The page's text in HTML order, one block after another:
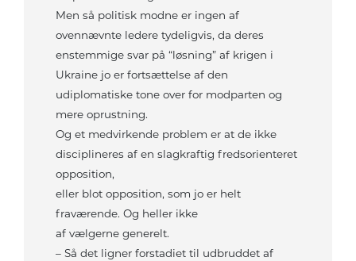
Men så politisk modne er ingen af
ovennævnte ledere tydeligvis, da deres
enstemmige svar på “løsning” af krigen i
Ukraine jo er fortsættelse af den
udiplomatiske tone over for modparten og
mere oprustning.
Og et medvirkende problem er at de ikke
disciplineres af en slagkraftig fredsorienteret
opposition,
eller blot opposition, som jo er helt
fraværende. Og heller ikke
af vælgerne generelt.
– Så det ligner forstadiet til udbruddet af